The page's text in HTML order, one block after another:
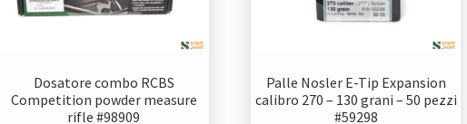
Dosatore combo RCBS
Competition powder measure
rifle #98909
Palle Nosler E-Tip Expansion
calibro 270 – 130 grani – 50 pezzi
#59298